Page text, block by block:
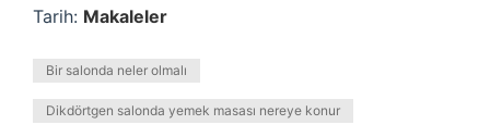
Tarih: Makaleler
Bir salonda neler olmalı
Dikdörtgen salonda yemek masası nereye konur